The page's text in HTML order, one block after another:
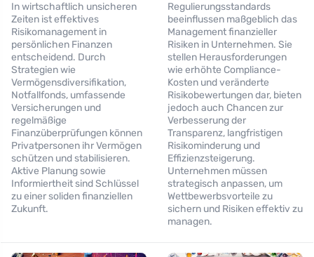
In wirtschaftlich unsicheren
Zeiten ist effektives
Risikomanagement in
persönlichen Finanzen
entscheidend. Durch
Strategien wie
Vermögensdiversifikation,
Notfallfonds, umfassende
Versicherungen und
regelmäßige
Finanzüberprüfungen können
Privatpersonen ihr Vermögen
schützen und stabilisieren.
Aktive Planung sowie
Informiertheit sind Schlüssel
zu einer soliden finanziellen
Zukunft.
Regulierungsstandards
beeinflussen maßgeblich das
Management finanzieller
Risiken in Unternehmen. Sie
stellen Herausforderungen
wie erhöhte Compliance-
Kosten und veränderte
Risikobewertungen dar, bieten
jedoch auch Chancen zur
Verbesserung der
Transparenz, langfristigen
Risikominderung und
Effizienzsteigerung.
Unternehmen müssen
strategisch anpassen, um
Wettbewerbsvorteile zu
sichern und Risiken effektiv zu
managen.